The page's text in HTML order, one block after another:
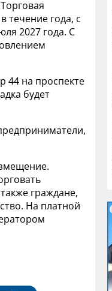
течение года, с
2027 года. С
44 на проспекте
будет
граждане,
На платной